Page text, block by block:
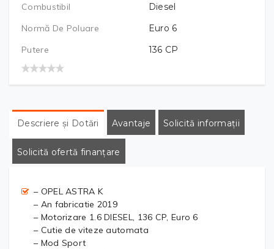
Combustibil
Diesel
Normă De Poluare
Euro 6
Putere
136 CP
Descriere și Dotări Avantaje Solicită informații
Solicită ofertă finanțare
– OPEL ASTRA K
– An fabricatie 2019
– Motorizare 1.6 DIESEL, 136 CP, Euro 6
– Cutie de viteze automata
– Mod Sport